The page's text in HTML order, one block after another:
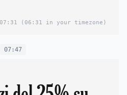
07:31 (06:31 in your timezone)
07:47